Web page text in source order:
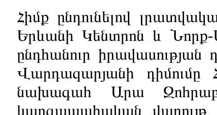
Հիմք ընդունելով
Երևանի Կենտրոն և
ընդհանուր
Վարդազարյանի
նախագահ Արա
կարգապահական վարույթ